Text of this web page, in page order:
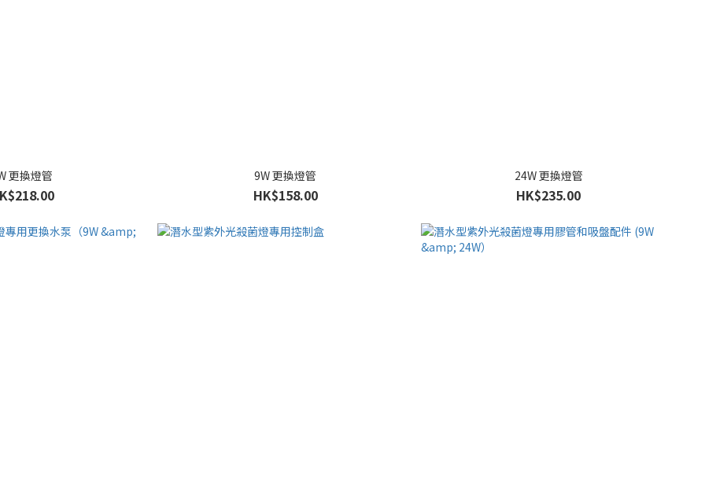
更換燈管 9W 更換燈管
HK$158.00
24W 更換燈管
HK$235.00